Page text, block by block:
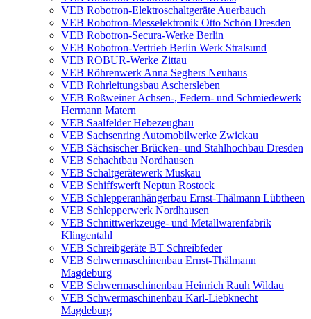
VEB Robotron-Elektroschaltgeräte Auerbauch
VEB Robotron-Messelektronik Otto Schön Dresden
VEB Robotron-Secura-Werke Berlin
VEB Robotron-Vertrieb Berlin Werk Stralsund
VEB ROBUR-Werke Zittau
VEB Röhrenwerk Anna Seghers Neuhaus
VEB Rohrleitungsbau Aschersleben
VEB Roßweiner Achsen-, Federn- und Schmiedewerk
Hermann Matern
VEB Saalfelder Hebezeugbau
VEB Sachsenring Automobilwerke Zwickau
VEB Sächsischer Brücken- und Stahlhochbau Dresden
VEB Schachtbau Nordhausen
VEB Schaltgerätewerk Muskau
VEB Schiffswerft Neptun Rostock
VEB Schlepperanhängerbau Ernst-Thälmann Lübtheen
VEB Schlepperwerk Nordhausen
VEB Schnittwerkzeuge- und Metallwarenfabrik
Klingentahl
VEB Schreibgeräte BT Schreibfeder
VEB Schwermaschinenbau Ernst-Thälmann
Magdeburg
VEB Schwermaschinenbau Heinrich Rauh Wildau
VEB Schwermaschinenbau Karl-Liebknecht
Magdeburg